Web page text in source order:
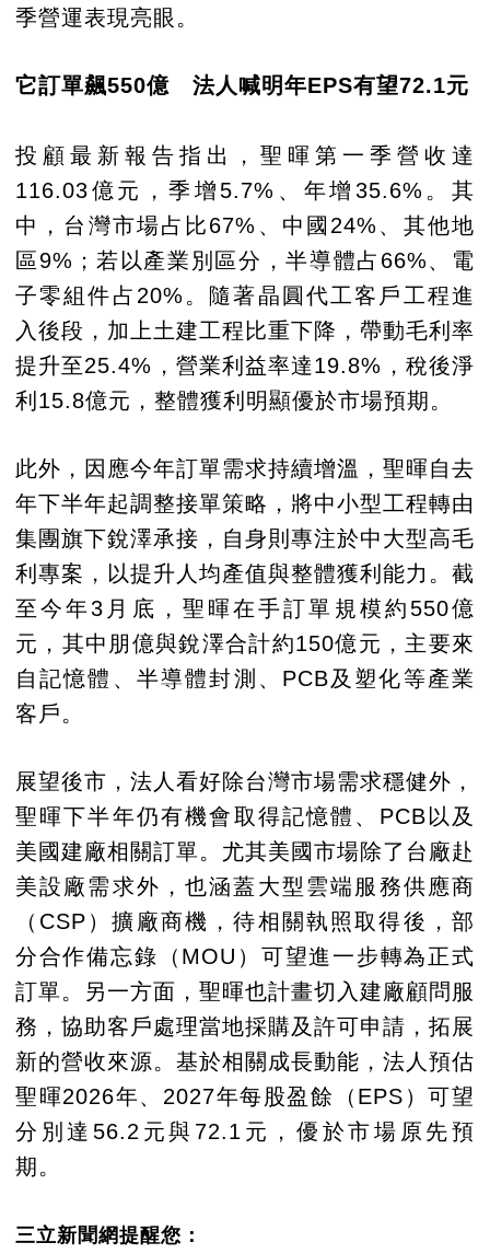
季營運表現亮眼。
它訂單飆550億 法人喊明年EPS有望72.1元
投顧最新報告指出，聖暉第一季營收達
116.03億元，季增5.7%、年增35.6%。其
中，台灣市場占比67%、中國24%、其他地
區9%；若以產業別區分，半導體占66%、電
子零組件占20%。隨著晶圓代工客戶工程進
入後段，加上土建工程比重下降，帶動毛利率
提升至25.4%，營業利益率達19.8%，稅後淨
利15.8億元，整體獲利明顯優於市場預期。
此外，因應今年訂單需求持續增溫，聖暉自去
年下半年起調整接單策略，將中小型工程轉由
集團旗下銳澤承接，自身則專注於中大型高毛
利專案，以提升人均產值與整體獲利能力。截
至今年3月底，聖暉在手訂單規模約550億
元，其中朋億與銳澤合計約150億元，主要來
自記憶體、半導體封測、PCB及塑化等產業
客戶。
展望後市，法人看好除台灣市場需求穩健外，
聖暉下半年仍有機會取得記憶體、PCB以及
美國建廠相關訂單。尤其美國市場除了台廠赴
美設廠需求外，也涵蓋大型雲端服務供應商
（CSP）擴廠商機，待相關執照取得後，部
分合作備忘錄（MOU）可望進一步轉為正式
訂單。另一方面，聖暉也計畫切入建廠顧問服
務，協助客戶處理當地採購及許可申請，拓展
新的營收來源。基於相關成長動能，法人預估
聖暉2026年、2027年每股盈餘（EPS）可望
分別達56.2元與72.1元，優於市場原先預
期。
三立新聞網提醒您：